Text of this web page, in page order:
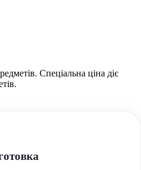
Спеціальна ціна діє